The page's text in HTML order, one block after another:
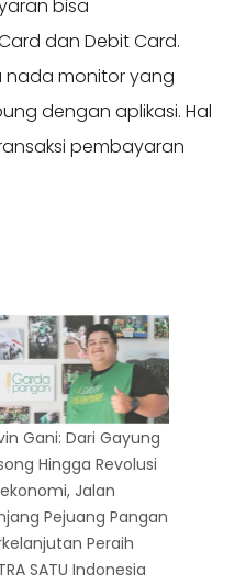
bisa
dan Debit Card.
nada monitor yang
dengan aplikasi. Hal
pembayaran
Gani: Dari Gayung
Hingga Revolusi
Jalan
Pejuang Pangan
Peraih
SATU Indonesia